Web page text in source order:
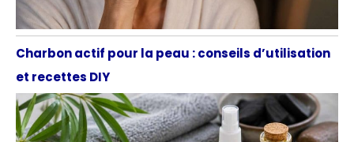
Charbon actif pour la peau : conseils d’utilisation
et recettes DIY